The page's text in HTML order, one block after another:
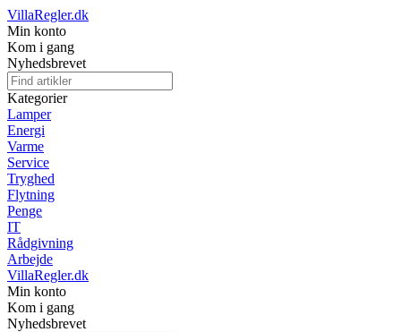
VillaRegler.dk
Min konto
Kom i gang
Nyhedsbrevet
Kategorier
Lamper
Energi
Varme
Service
Tryghed
Flytning
Penge
IT
Rådgivning
Arbejde
VillaRegler.dk
Min konto
Kom i gang
Nyhedsbrevet